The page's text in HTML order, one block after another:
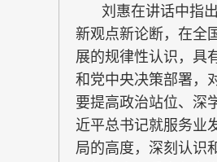
刘惠在讲话中指
新观点新论断，在全
展的规律性认识，具
和党中央决策部署，
要提高政治站位、深
近平总书记就服务业
局的高度，深刻认识